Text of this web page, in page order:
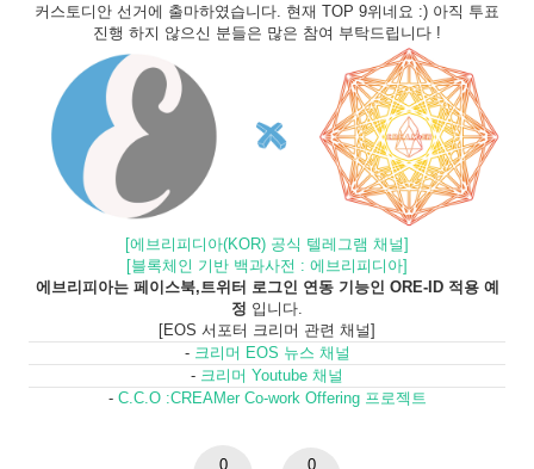
커스토디안 선거에 출마하였습니다. 현재 TOP 9위네요 :) 아직 투표
진행 하지 않으신 분들은 많은 참여 부탁드립니다 !
[에브리피디아(KOR) 공식 텔레그램 채널]
[블록체인 기반 백과사전 : 에브리피디아]
에브리피아는 페이스북,트위터 로그인 연동 기능인 ORE-ID 적용 예
정 입니다.
[EOS 서포터 크리머 관련 채널]
- 크리머 EOS 뉴스 채널
- 크리머 Youtube 채널
- C.C.O :CREAMer Co-work Offering 프로젝트
0 0